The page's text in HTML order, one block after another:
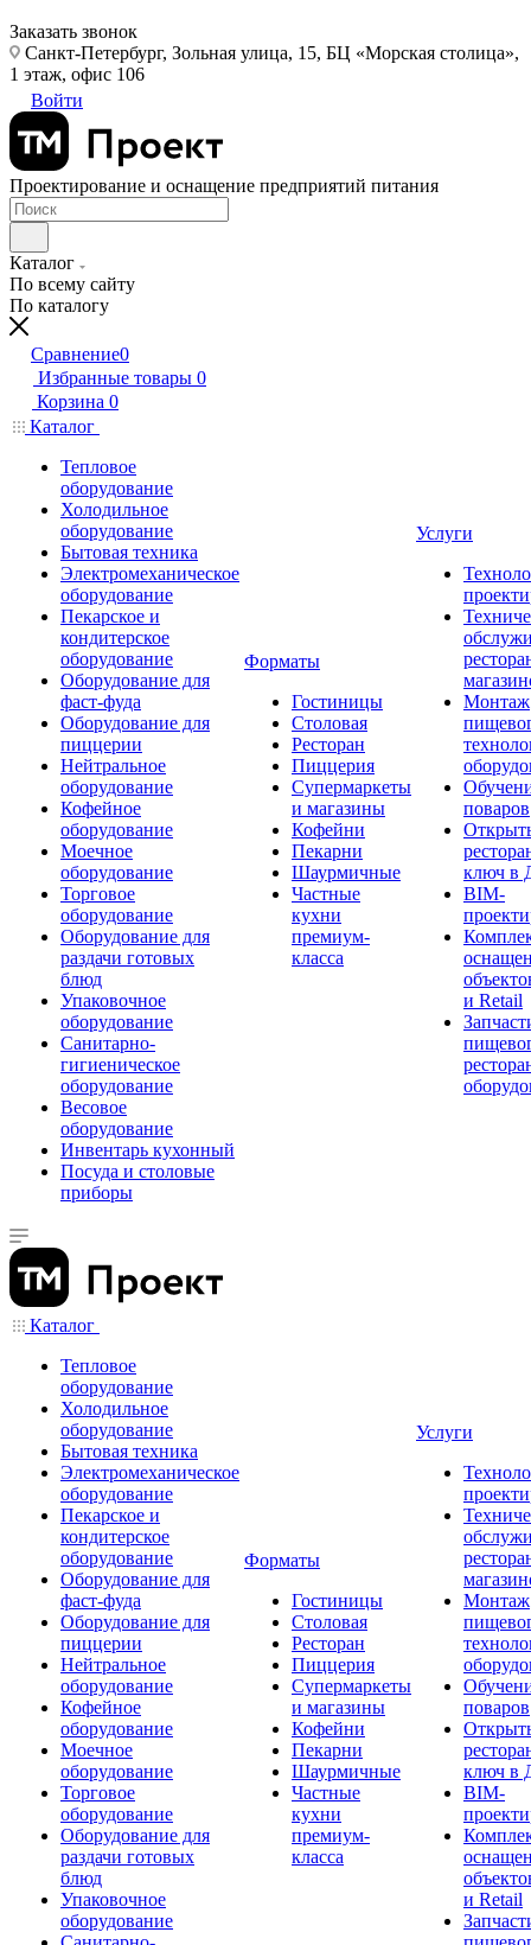
Заказать звонок
Санкт-Петербург, Зольная улица, 15, БЦ «Морская столица»,
1 этаж, офис 106
Войти
Проектирование и оснащение предприятий питания
Каталог
По всему сайту
По каталогу
Сравнение0
Избранные товары 0
Корзина 0
Каталог
Тепловое
оборудование
Холодильное
оборудование
Бытовая техника
Электромеханическое
оборудование
Пекарское и
кондитерское
оборудование
Оборудование для
фаст-фуда
Оборудование для
пиццерии
Нейтральное
оборудование
Кофейное
оборудование
Моечное
оборудование
Торговое
оборудование
Оборудование для
раздачи готовых
блюд
Упаковочное
оборудование
Санитарно-
гигиеническое
оборудование
Весовое
оборудование
Инвентарь кухонный
Посуда и столовые
приборы
Форматы
Гостиницы
Столовая
Ресторан
Пиццерия
Супермаркеты
и магазины
Кофейни
Пекарни
Шаурмичные
Частные
кухни
премиум-
класса
Услуги
Монтаж
поваров
ключ в
BIM-
и Retail
Каталог
Тепловое
оборудование
Холодильное
оборудование
Бытовая техника
Электромеханическое
оборудование
Пекарское и
кондитерское
оборудование
Оборудование для
фаст-фуда
Оборудование для
пиццерии
Нейтральное
оборудование
Кофейное
оборудование
Моечное
оборудование
Торговое
оборудование
Оборудование для
раздачи готовых
блюд
Упаковочное
оборудование
Форматы
Гостиницы
Столовая
Ресторан
Пиццерия
Супермаркеты
и магазины
Кофейни
Пекарни
Шаурмичные
Частные
кухни
премиум-
класса
Услуги
Монтаж
поваров
ключ в
BIM-
и Retail